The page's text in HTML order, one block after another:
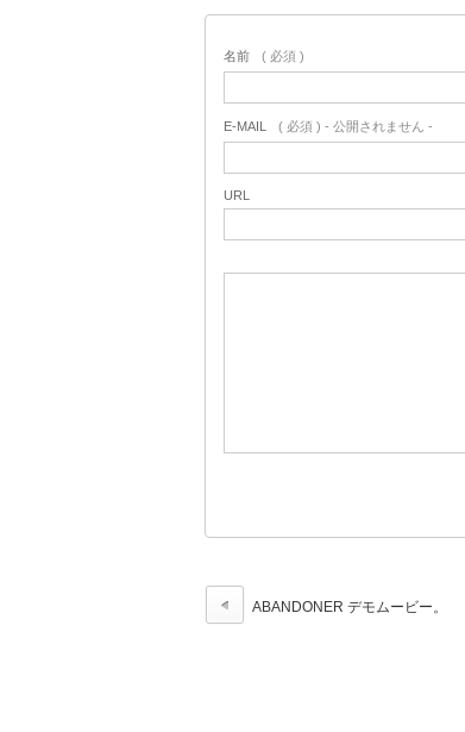
名前 ( 必須 )
E-MAIL ( 必須 ) - 公開されません -
URL
ABANDONER デモムービー。